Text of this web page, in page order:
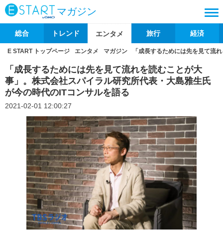
マガジン
総合 トレンド エンタメ 旅行 経済
E START トップページ エンタメ マガジン 「成長するためには先を見て流
「成長するためには先を見て流れを読むことが大
事」。株式会社スパイラル研究所代表・大島雅生氏
が今の時代のITコンサルを語る
2021-02-01 12:00:27